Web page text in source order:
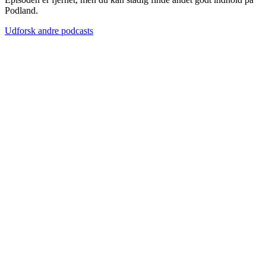
Podland.
Udforsk andre podcasts